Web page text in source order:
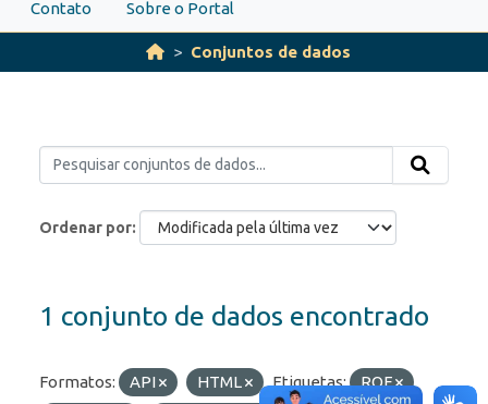
Contato Sobre o Portal
Conjuntos de dados
Ordenar por
1 conjunto de dados encontrado
Formatos: API HTML Etiquetas:
ROF